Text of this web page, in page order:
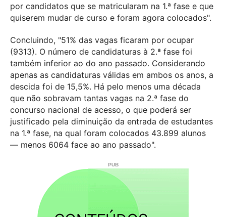
por candidatos que se matricularam na 1.ª fase e que
quiserem mudar de curso e foram agora colocados".
Concluindo, "51% das vagas ficaram por ocupar
(9313). O número de candidaturas à 2.ª fase foi
também inferior ao do ano passado. Considerando
apenas as candidaturas válidas em ambos os anos, a
descida foi de 15,5%. Há pelo menos uma década
que não sobravam tantas vagas na 2.ª fase do
concurso nacional de acesso, o que poderá ser
justificado pela diminuição da entrada de estudantes
na 1.ª fase, na qual foram colocados 43.899 alunos
— menos 6064 face ao ano passado".